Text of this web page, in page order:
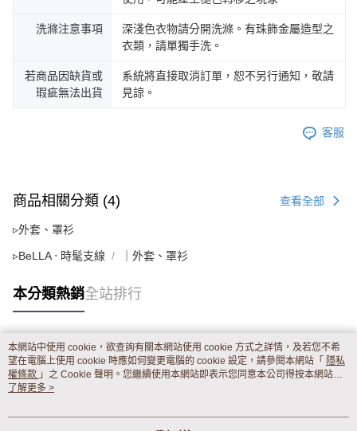
洗滌注意事項
深淺色衣物請分開洗滌。有珠飾金屬造型之
衣類，請單獨手洗。
若商品因缺貨或
瑕疵無法出貨
系統將直接取消訂單，恕不另行通知，敬請
見諒。
客服
商品相關分類 (4) 查看全部
▹外套、罩衫
▹BeLLA ‧ 時髦支線 ｜外套、罩衫
本分類熱銷全站排行
熱門標籤
本網站中使用 cookie，欲查詢有關本網站使用 cookie 方式之詳情，及若您不希
望在電腦上使用 cookie 時應如何變更電腦的 cookie 設定，請參閱本網站「 隱私
權條款 」之 Cookie 聲明。您繼續使用本網站即表示您同意本公司得按本網站使
用條款之 Cookie 聲明使用 cookie。
了解更多 >